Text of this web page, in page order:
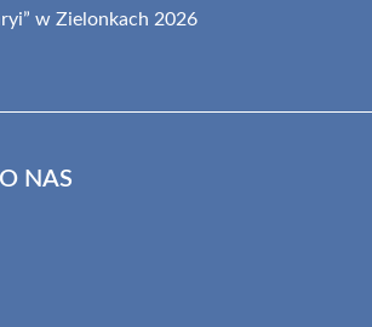
w Zielonkach 2026
NAS